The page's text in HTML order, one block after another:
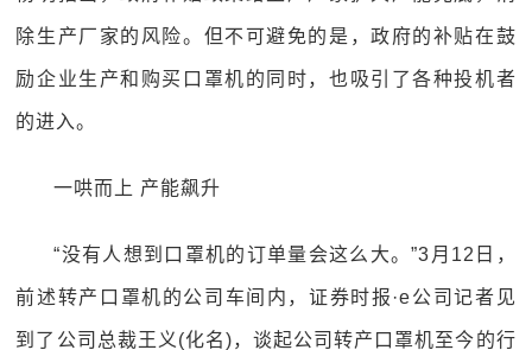
除生产厂家的风险。但不可避免的是，政府的补贴在鼓
励企业生产和购买口罩机的同时，也吸引了各种投机者
的进入。
一哄而上 产能飙升
“没有人想到口罩机的订单量会这么大。”3月12日，
前述转产口罩机的公司车间内，证券时报·e公司记者见
到了公司总裁王义(化名)，谈起公司转产口罩机至今的行